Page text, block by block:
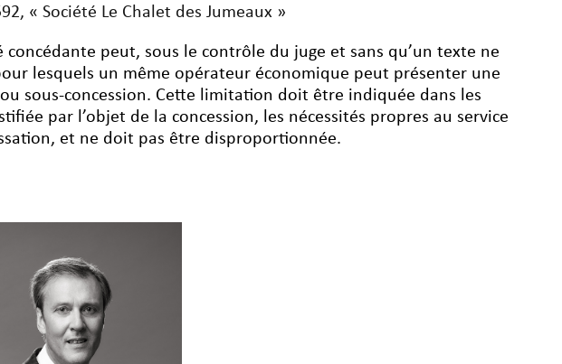
« Société Le Chalet des Jumeaux »
concédante peut, sous le contrôle du juge et sans qu’un texte ne
lesquels un même opérateur économique peut présenter une
sous-concession. Cette limitation doit être indiquée dans les
par l’objet de la concession, les nécessités propres au service
et ne doit pas être disproportionnée.